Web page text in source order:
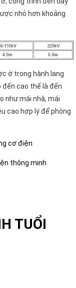
nhỏ hơn khoảng
ở trong hành lang
cao thế là đến
như mái nhà, mái
cao hợp lý để phòng
cơ điện
thông minh
TUỔI